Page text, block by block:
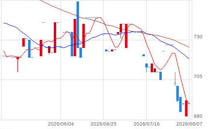
2026/08/07
2026/07/16
2026/06/25
2026/06/04
680
705
730